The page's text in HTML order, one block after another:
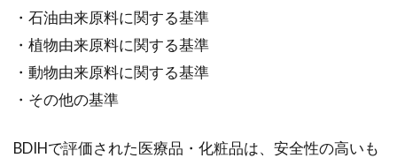
・石油由来原料に関する基準
・植物由来原料に関する基準
・動物由来原料に関する基準
・その他の基準
BDIHで評価された医療品・化粧品は、安全性の高いも